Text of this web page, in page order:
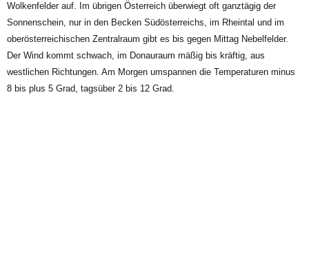
Wolkenfelder auf. Im übrigen Österreich überwiegt oft ganztägig der
Sonnenschein, nur in den Becken Südösterreichs, im Rheintal und im
oberösterreichischen Zentralraum gibt es bis gegen Mittag Nebelfelder.
Der Wind kommt schwach, im Donauraum mäßig bis kräftig, aus
westlichen Richtungen. Am Morgen umspannen die Temperaturen minus
8 bis plus 5 Grad, tagsüber 2 bis 12 Grad.